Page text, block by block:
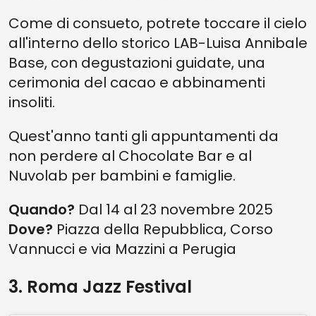
Come di consueto, potrete toccare il cielo
all'interno dello storico LAB-Luisa Annibale
Base, con degustazioni guidate, una
cerimonia del cacao e abbinamenti
insoliti.
Quest'anno tanti gli appuntamenti da
non perdere al Chocolate Bar e al
Nuvolab per bambini e famiglie.
Quando? Dal 14 al 23 novembre 2025
Dove? Piazza della Repubblica, Corso
Vannucci e via Mazzini a Perugia
3. Roma Jazz Festival